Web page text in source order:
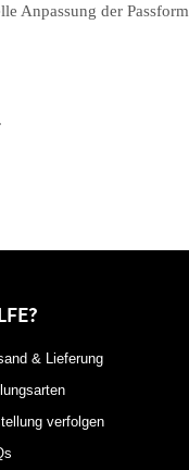
Anpassung der Passform
& Lieferung
verfolgen